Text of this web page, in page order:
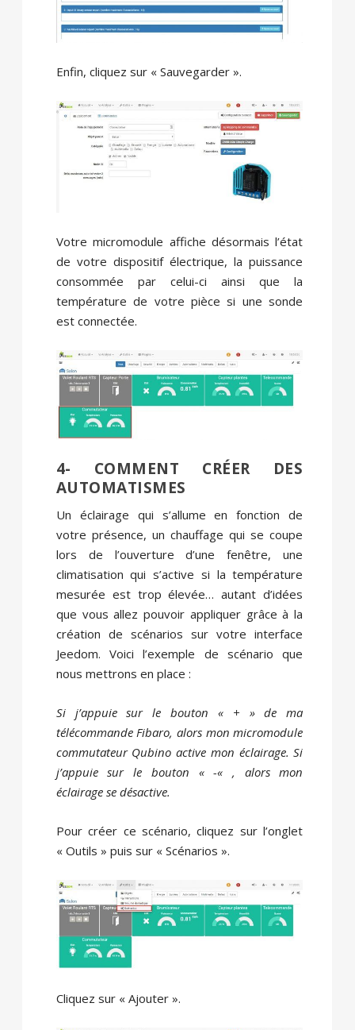
Enfin, cliquez sur « Sauvegarder ».
Votre micromodule affiche désormais l’état
de votre dispositif électrique, la puissance
consommée par celui-ci ainsi que la
température de votre pièce si une sonde
est connectée.
4- COMMENT CRÉER DES
AUTOMATISMES
Un éclairage qui s’allume en fonction de
votre présence, un chauffage qui se coupe
lors de l’ouverture d’une fenêtre, une
climatisation qui s’active si la température
mesurée est trop élevée… autant d’idées
que vous allez pouvoir appliquer grâce à la
création de scénarios sur votre interface
Jeedom. Voici l’exemple de scénario que
nous mettrons en place :
Si j’appuie sur le bouton « + » de ma
télécommande Fibaro, alors mon micromodule
commutateur Qubino active mon éclairage. Si
j’appuie sur le bouton « -« , alors mon
éclairage se désactive.
Pour créer ce scénario, cliquez sur l’onglet
« Outils » puis sur « Scénarios ».
Cliquez sur « Ajouter ».